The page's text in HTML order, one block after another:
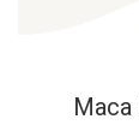
Maca